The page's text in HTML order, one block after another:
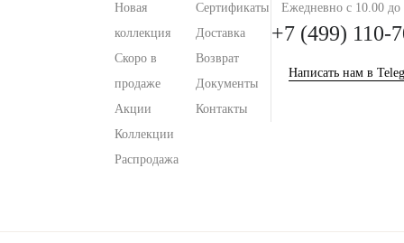
Новая
коллекция
Скоро в
продаже
Акции
Коллекции
Распродажа
Сертификаты
Доставка
Возврат
Документы
Контакты
Ежедневно с 10.00 до
+7 (499) 110-
Написать нам в